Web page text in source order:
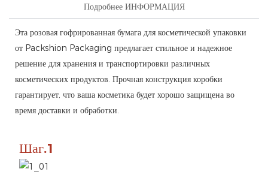
Подробнее ИНФОРМАЦИЯ
Эта розовая гофрированная бумага для косметической упаковки
от Packshion Packaging предлагает стильное и надежное
решение для хранения и транспортировки различных
косметических продуктов. Прочная конструкция коробки
гарантирует, что ваша косметика будет хорошо защищена во
время доставки и обработки.
Шаг.1